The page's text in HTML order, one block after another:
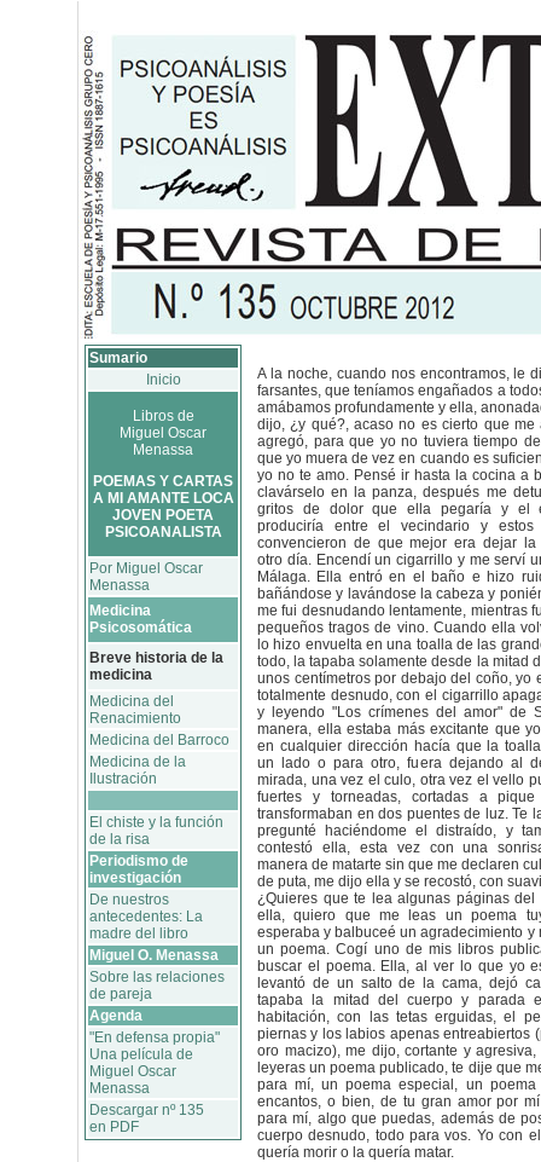
Sumario
Inicio
Libros de
Miguel Oscar
Menassa
POEMAS Y CARTAS
A MI AMANTE LOCA
JOVEN POETA
PSICOANALISTA
Por Miguel Oscar
Menassa
Medicina
Psicosomática
Breve historia de la
medicina
Medicina del
Renacimiento
Medicina del Barroco
Medicina de la
Ilustración
El chiste y la función
de la risa
Periodismo de
investigación
De nuestros
antecedentes: La
madre del libro
Miguel O. Menassa
Sobre las relaciones
de pareja
Agenda
"En defensa propia"
Una película de
Miguel Oscar
Menassa
Descargar nº 135
en PDF
A la noche, cuando nos encontramos, le
farsantes, que teníamos engañados a
amábamos profundamente y ella,
dijo, ¿y qué?, acaso no es cierto que me
agregó, para que yo no tuviera tiempo
que yo muera de vez en cuando es
yo no te amo. Pensé ir hasta la cocina a
clavárselo en la panza, después me
gritos de dolor que ella pegaría y el
produciría entre el vecindario y estos
convencieron de que mejor era dejar la
otro día. Encendí un cigarrillo y me serví
Málaga. Ella entró en el baño e hizo
bañándose y lavándose la cabeza y
me fui desnudando lentamente, mientras
pequeños tragos de vino. Cuando ella
lo hizo envuelta en una toalla de las
todo, la tapaba solamente desde la mitad
unos centímetros por debajo del coño, yo
totalmente desnudo, con el cigarrillo
y leyendo "Los crímenes del amor" de
manera, ella estaba más excitante que
en cualquier dirección hacía que la
un lado o para otro, fuera dejando al
mirada, una vez el culo, otra vez el vello
fuertes y torneadas, cortadas a
transformaban en dos puentes de luz. Te
pregunté haciéndome el distraído, y
contestó ella, esta vez con una
manera de matarte sin que me declaren
de puta, me dijo ella y se recostó, con
¿Quieres que te lea algunas páginas del
ella, quiero que me leas un poema
esperaba y balbuceé un agradecimiento y
un poema. Cogí uno de mis libros
buscar el poema. Ella, al ver lo que yo
levantó de un salto de la cama, dejó
tapaba la mitad del cuerpo y parada
habitación, con las tetas erguidas, el
piernas y los labios apenas entreabiertos
oro macizo), me dijo, cortante y
leyeras un poema publicado, te dije que
para mí, un poema especial, un
encantos, o bien, de tu gran amor por
para mí, algo que puedas, además de
cuerpo desnudo, todo para vos. Yo con
quería morir o la quería matar.